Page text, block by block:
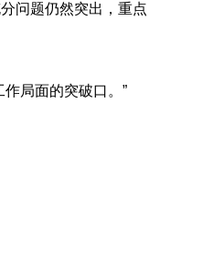
问题仍然突出，重点
局面的突破口。”